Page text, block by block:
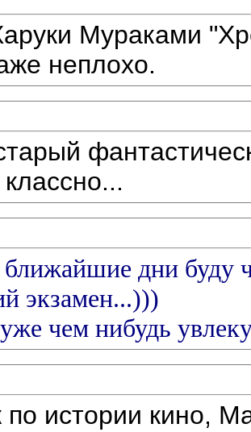
Мураками
неплохо.
дни буду
экзамен...)))
чем нибудь
по истории кино,